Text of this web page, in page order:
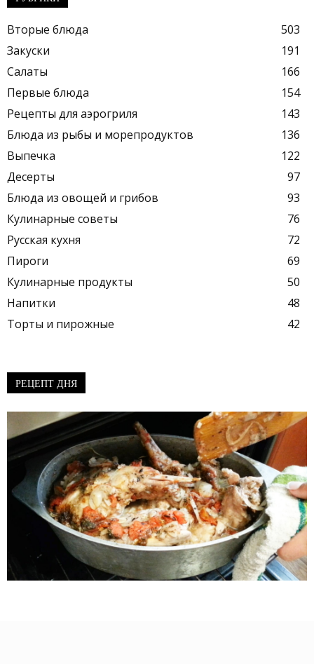
Вторые блюда
503
Закуски
191
Салаты
166
Первые блюда
154
Рецепты для аэрогриля
143
Блюда из рыбы и морепродуктов
136
Выпечка
122
Десерты
97
Блюда из овощей и грибов
93
Кулинарные советы
76
Русская кухня
72
Пироги
69
Кулинарные продукты
50
Напитки
48
Торты и пирожные
42
РЕЦЕПТ ДНЯ